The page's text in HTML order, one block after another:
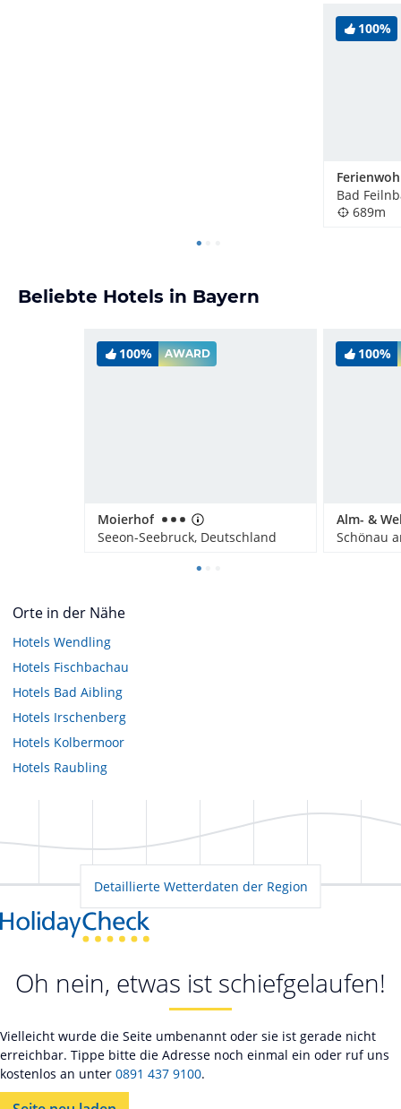
100%
Bad
689m
Beliebte Hotels in Bayern
100% AWARD
Moierhof
Seeon-Seebruck, Deutschland
100%
Orte in der Nähe
Hotels Wendling
Hotels Fischbachau
Hotels Bad Aibling
Hotels Irschenberg
Hotels Kolbermoor
Hotels Raubling
Detaillierte Wetterdaten der Region
Oh nein, etwas ist schiefgelaufen!
Vielleicht wurde die Seite umbenannt oder sie ist gerade nicht
erreichbar. Tippe bitte die Adresse noch einmal ein oder ruf uns
kostenlos an unter 0891 437 9100.